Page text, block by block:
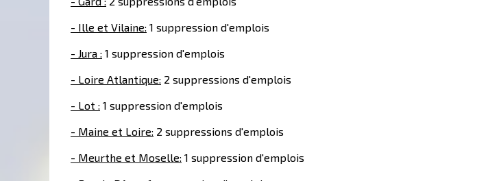
- Ille et Vilaine: 1 suppression d'emplois
- Jura : 1 suppression d'emplois
- Loire Atlantique: 2 suppressions d'emplois
- Lot : 1 suppression d'emplois
- Maine et Loire: 2 suppressions d'emplois
- Meurthe et Moselle: 1 suppression d'emplois